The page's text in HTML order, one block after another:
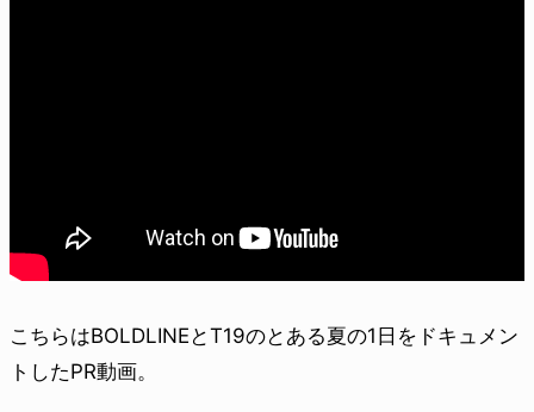
こちらはBOLDLINEとT19のとある夏の1日をドキュメン
トしたPR動画。